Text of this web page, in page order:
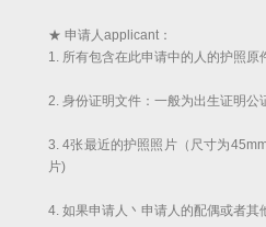
★ 申请人applicant：
1. 所有包含在此申请中的人的护照原
2. 身份证明文件：一般为出生证明
3. 4张最近的护照照片（尺寸为
片)
4. 如果申请人丶申请人的配偶或者